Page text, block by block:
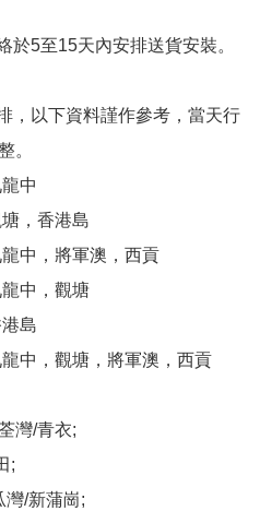
於5至15天內安排送貨安裝。
，以下資料謹作參考，當天行
。
中
，香港島
中，將軍澳，西貢
中，觀塘
島
中，觀塘，將軍澳，西貢
灣/青衣;
;
灣/新蒲崗;